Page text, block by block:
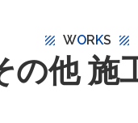
texture WORKS texture
の他 施